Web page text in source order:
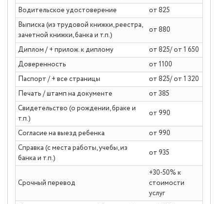
Водительское удостоверение от 825
Выписка (из трудовой книжки, реестра,
зачетной книжки, банка и т.п.)
от 880
Диплом / + прилож. к диплому от 825/ от 1 650
Доверенность от 1100
Паспорт / + все страницы от 825/ от 1 320
Печать / штамп на документе от 385
Свидетельство (о рождении, браке и
т.п.)
от 990
Согласие на выезд ребенка от 990
Справка (с места работы, учебы, из
банка и т.п.)
от 935
Срочный перевод
+30-50% к
стоимости
услуг